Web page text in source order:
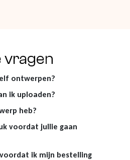
vragen
ontwerpen?
ik uploaden?
heb?
voordat jullie gaan
ik mijn bestelling